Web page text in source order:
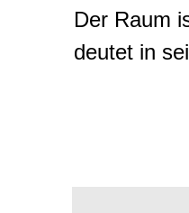
Der Raum
deutet in